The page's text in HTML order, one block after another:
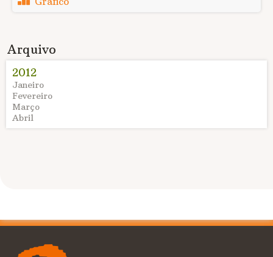
Arquivo
2012
Janeiro
Fevereiro
Março
Abril